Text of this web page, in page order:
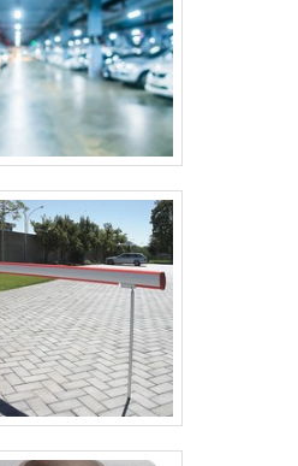
experiência dos
como porta
eletrônica com
custo-
satisfação dos
investir nos
do mercado, e em
assim, a
no mercado.A
é uma empresa
no mercado pela
faz onde comprova
o melhor para os